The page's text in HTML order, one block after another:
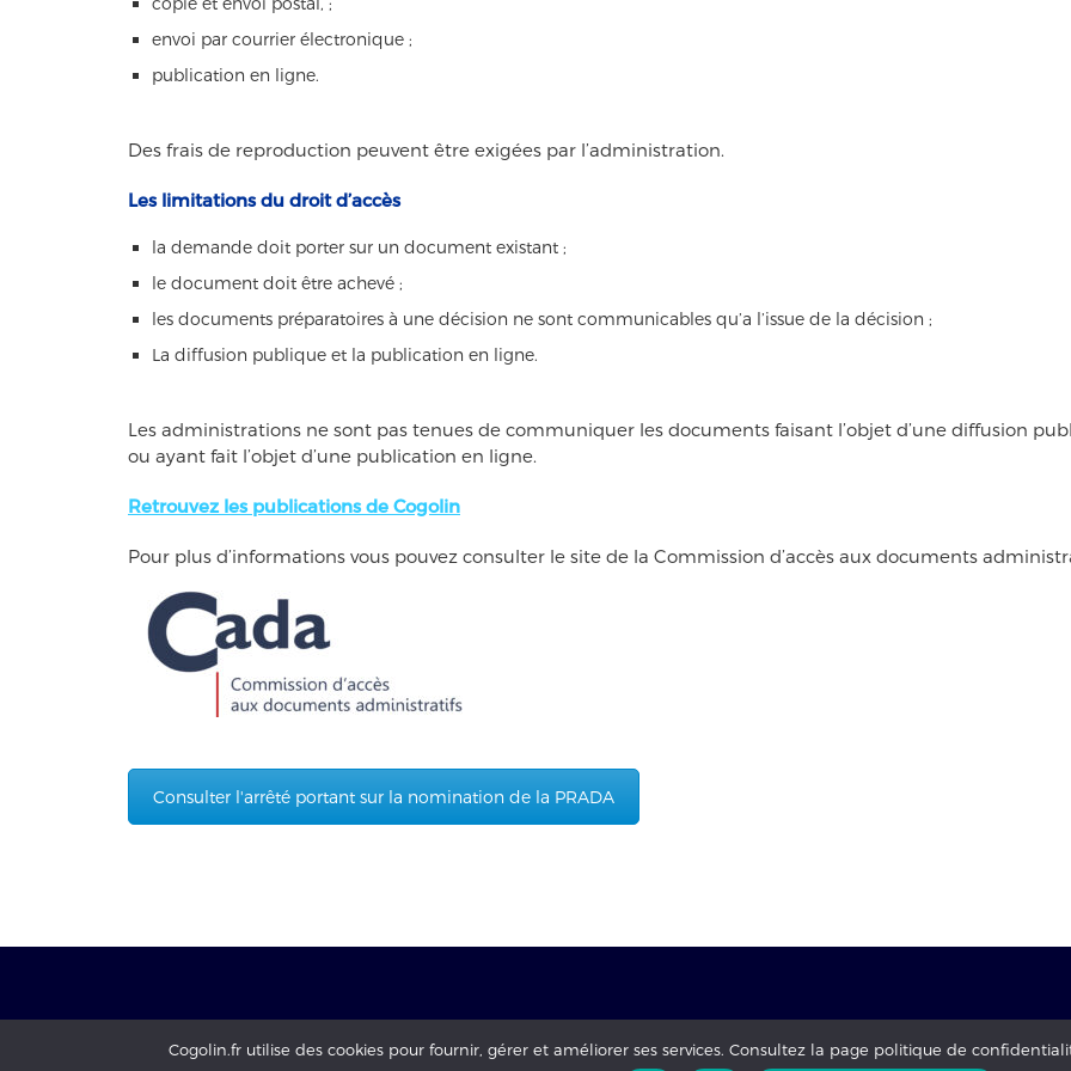
envoi par courrier électronique ;
publication en ligne.
Des frais de reproduction peuvent être exigées par l’administration.
Les limitations du droit d’accès
la demande doit porter sur un document existant ;
le document doit être achevé ;
les documents préparatoires à une décision ne sont communicables qu’a l’issue de la décision ;
La diffusion publique et la publication en ligne.
Les administrations ne sont pas tenues de communiquer les documents faisant l’objet d’une diffusion
ou ayant fait l’objet d’une publication en ligne.
Retrouvez les publications de Cogolin
Pour plus d’informations vous pouvez consulter le site de la Commission d’accès aux documents
Consulter l'arrêté portant sur la nomination de la PRADA
Cogolin.fr utilise des cookies pour fournir, gérer et améliorer ses services. Consultez la page politique de